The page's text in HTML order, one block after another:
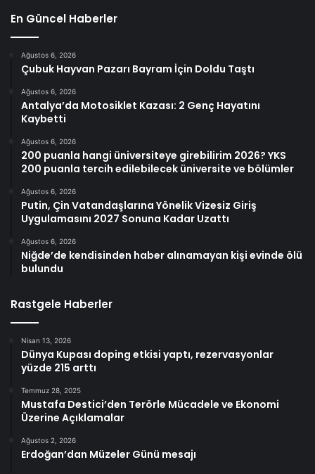
En Güncel Haberler
Ağustos 6, 2026
Çubuk Hayvan Pazarı Bayram İçin Doldu Taştı
Ağustos 6, 2026
Antalya’da Motosiklet Kazası: 2 Genç Hayatını
Kaybetti
Ağustos 6, 2026
200 puanla hangi üniversiteye girebilirim 2026? YKS
200 puanla tercih edilebilecek üniversite ve bölümler
Ağustos 6, 2026
Putin, Çin Vatandaşlarına Yönelik Vizesiz Giriş
Uygulamasını 2027 Sonuna Kadar Uzattı
Ağustos 6, 2026
Niğde’de kendisinden haber alınamayan kişi evinde ölü
bulundu
Rastgele Haberler
Nisan 13, 2026
Dünya Kupası doping etkisi yaptı, rezervasyonlar
yüzde 215 arttı
Temmuz 28, 2025
Mustafa Destici’den Terörle Mücadele ve Ekonomi
Üzerine Açıklamalar
Ağustos 2, 2026
Erdoğan’dan Müzeler Günü mesajı